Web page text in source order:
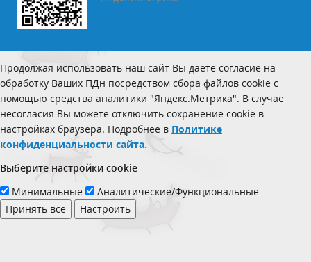
Продолжая использовать наш сайт Вы даете согласие на
обработку Ваших ПДн посредством сбора файлов cookie с
помощью средства аналитики "Яндекс.Метрика". В случае
несогласия Вы можете отключить сохранение cookie в
настройках браузера. Подробнее в Политике
конфиденциальности сайта.
Выберите настройки cookie
Минимальные
Аналитические/Функциональные
Принять всё
Настроить